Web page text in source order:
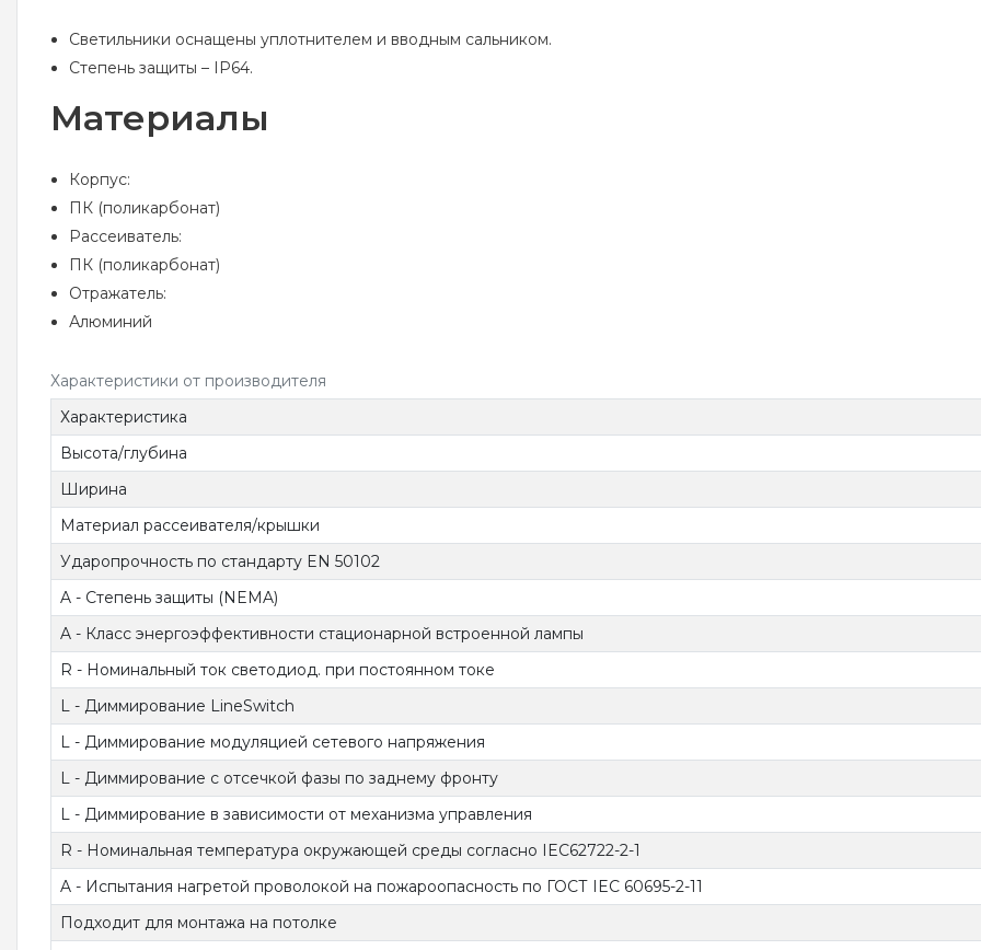
Светильники оснащены уплотнителем и вводным сальником.
Степень защиты – IP64.
Материалы
Корпус:
ПК (поликарбонат)
Рассеиватель:
ПК (поликарбонат)
Отражатель:
Алюминий
Характеристики от производителя
Характеристика
Высота/глубина
Ширина
Материал рассеивателя/крышки
Ударопрочность по стандарту EN 50102
A - Степень защиты (NEMA)
A - Класс энергоэффективности стационарной встроенной лампы
R - Номинальный ток светодиод. при постоянном токе
L - Диммирование LineSwitch
L - Диммирование модуляцией сетевого напряжения
L - Диммирование с отсечкой фазы по заднему фронту
L - Диммирование в зависимости от механизма управления
R - Номинальная температура окружающей среды согласно IEC62722-2-1
A - Испытания нагретой проволокой на пожароопасность по ГОСТ IEC 60695-2-11
Подходит для монтажа на потолке